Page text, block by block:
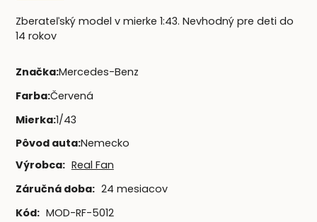
Zberateľský model v mierke 1:43. Nevhodný pre deti do
14 rokov
Značka:Mercedes-Benz
Farba:Červená
Mierka:1/43
Pôvod auta:Nemecko
Výrobca: Real Fan
Záručná doba: 24 mesiacov
Kód: MOD-RF-5012